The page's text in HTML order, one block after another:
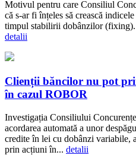
Motivul pentru care Consiliul
că s-ar fi înțeles să crească
timpul stabilirii dobânzilor
detalii
Clienții băncilor nu pot
în cazul ROBOR
Investigația Consiliului
acordarea automată a unor
credite în lei cu dobânzi variabile,
prin acțiuni în... detalii